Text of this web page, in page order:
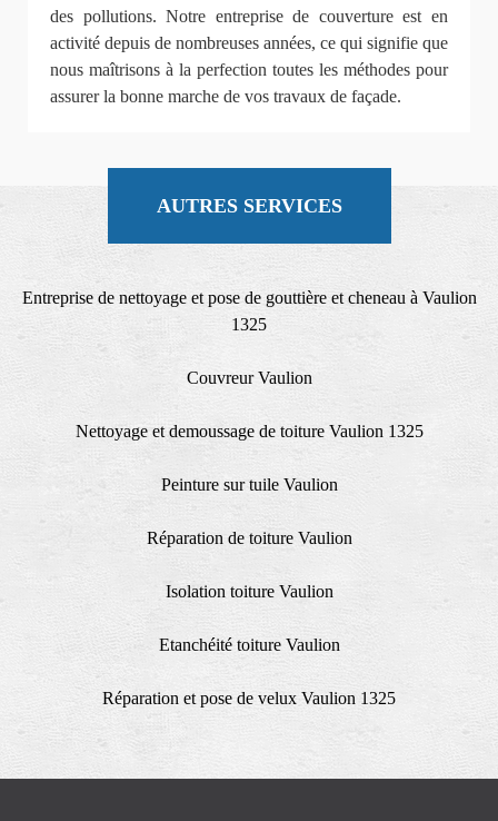
des pollutions. Notre entreprise de couverture est en
activité depuis de nombreuses années, ce qui signifie que
nous maîtrisons à la perfection toutes les méthodes pour
assurer la bonne marche de vos travaux de façade.
AUTRES SERVICES
Entreprise de nettoyage et pose de gouttière et cheneau à Vaulion
1325
Couvreur Vaulion
Nettoyage et demoussage de toiture Vaulion 1325
Peinture sur tuile Vaulion
Réparation de toiture Vaulion
Isolation toiture Vaulion
Etanchéité toiture Vaulion
Réparation et pose de velux Vaulion 1325